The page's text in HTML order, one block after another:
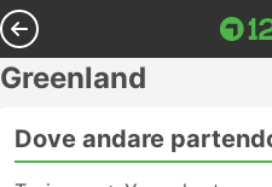
Greenland
Dove andare